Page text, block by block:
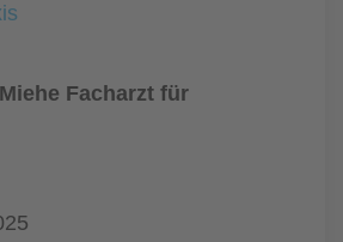
Facharzt für